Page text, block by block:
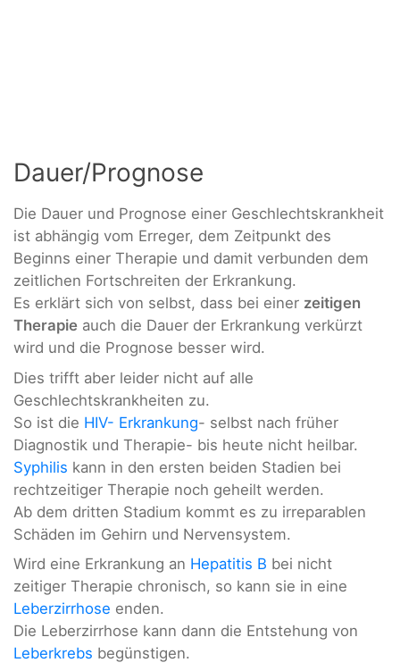
Dauer/Prognose
Die Dauer und Prognose einer Geschlechtskrankheit
ist abhängig vom Erreger, dem Zeitpunkt des
Beginns einer Therapie und damit verbunden dem
zeitlichen Fortschreiten der Erkrankung.
Es erklärt sich von selbst, dass bei einer zeitigen
Therapie auch die Dauer der Erkrankung verkürzt
wird und die Prognose besser wird.
Dies trifft aber leider nicht auf alle
Geschlechtskrankheiten zu.
So ist die HIV- Erkrankung- selbst nach früher
Diagnostik und Therapie- bis heute nicht heilbar.
Syphilis kann in den ersten beiden Stadien bei
rechtzeitiger Therapie noch geheilt werden.
Ab dem dritten Stadium kommt es zu irreparablen
Schäden im Gehirn und Nervensystem.
Wird eine Erkrankung an Hepatitis B bei nicht
zeitiger Therapie chronisch, so kann sie in eine
Leberzirrhose enden.
Die Leberzirrhose kann dann die Entstehung von
Leberkrebs begünstigen.